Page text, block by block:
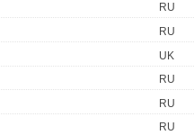
RU
RU
UK
RU
RU
RU